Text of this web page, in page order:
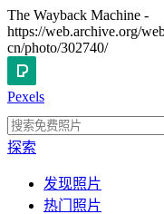
The Wayback Machine -
https://web.archive.org/
cn/photo/302740/
Pexels
探索
发现照片
热门照片